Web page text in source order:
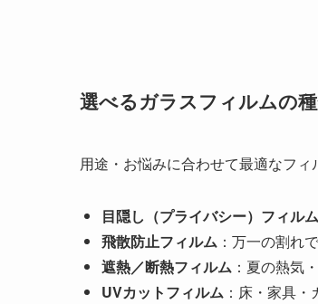
選べるガラスフィルムの種
用途・お悩みに合わせて最適なフィ
目隠し（プライバシー）フィルム
飛散防止フィルム ：万一の割れ
遮熱／断熱フィルム ：夏の熱気
UVカットフィルム ：床・家具